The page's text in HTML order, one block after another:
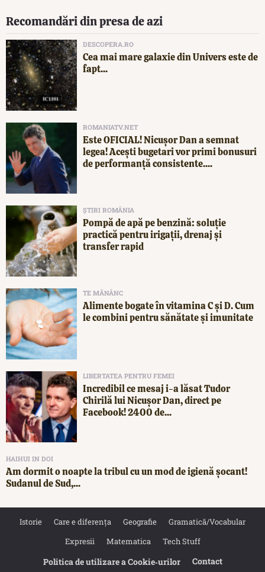
Recomandări din presa de azi
DESCOPERA.RO
Cea mai mare galaxie din Univers este de
fapt...
ROMANIATV.NET
Este OFICIAL! Nicușor Dan a semnat
legea! Acești bugetari vor primi bonusuri
de performanță consistente....
ȘTIRI ROMÂNIA
Pompă de apă pe benzină: soluție
practică pentru irigații, drenaj și
transfer rapid
TE MĂNÂNC
Alimente bogate în vitamina C și D. Cum
le combini pentru sănătate și imunitate
LIBERTATEA PENTRU FEMEI
Incredibil ce mesaj i-a lăsat Tudor
Chirilă lui Nicușor Dan, direct pe
Facebook! 2400 de...
HAIHUI IN DOI
Am dormit o noapte la tribul cu un mod de igienă șocant!
Sudanul de Sud,...
Istorie Care e diferența Geografie
Gramatică/Vocabular
Expresii
Matematica Tech Stuff
Politica de utilizare a Cookie‐urilor Contact